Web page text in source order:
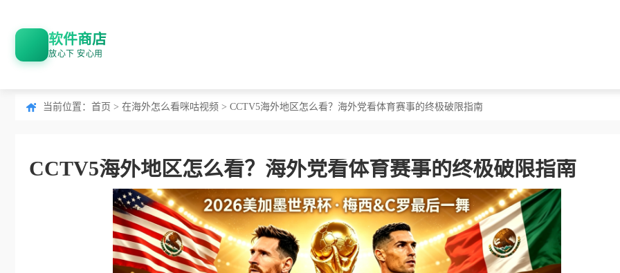
软件商店
放心下 安心用
当前位置： 首页 > 在海外怎么看咪咕视频 > CCTV5海外地区怎么看？海外党看体育赛事的终极破限指南
CCTV5海外地区怎么看？海外党看体育赛事的终极破限指南